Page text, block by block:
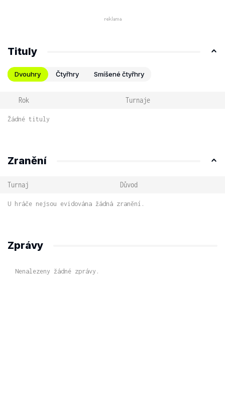
Tituly
Dvouhry Čtyřhry Smíšené čtyřhry
Rok Turnaje
Žádné tituly
Zranění
Turnaj Důvod
U hráče nejsou evidována žádná zranění.
Zprávy
Nenalezeny žádné zprávy.